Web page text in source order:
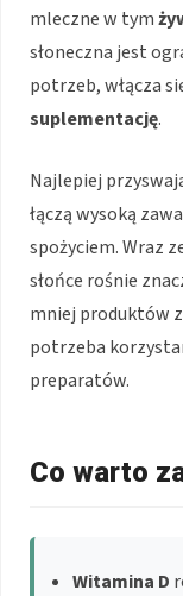
mleczne w tym
słoneczna jest
potrzeb, włącza
suplementację.
Najlepiej
łączą wysoką
spożyciem. Wraz
słońce rośnie
mniej produktów
potrzeba
preparatów.
Co warto
Witamina D